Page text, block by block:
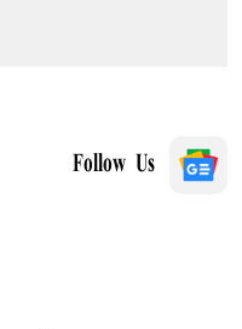
Follow Us